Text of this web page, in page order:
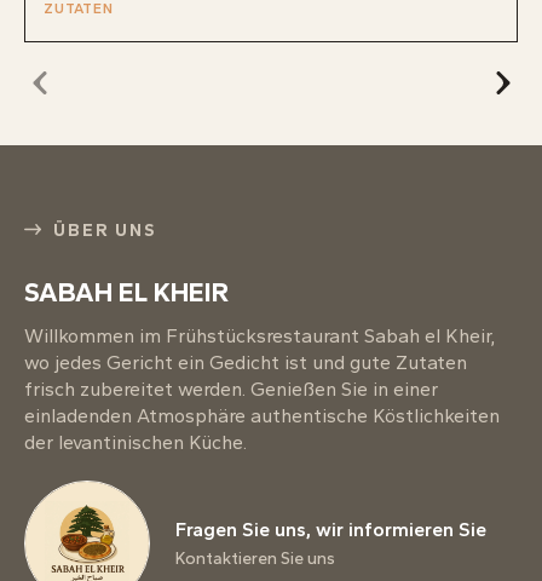
ZUTATEN
ÜBER UNS
SABAH EL KHEIR
Willkommen im Frühstücksrestaurant Sabah el Kheir,
wo jedes Gericht ein Gedicht ist und gute Zutaten
frisch zubereitet werden. Genießen Sie in einer
einladenden Atmosphäre authentische Köstlichkeiten
der levantinischen Küche.
Fragen Sie uns, wir informieren Sie
Kontaktieren Sie uns